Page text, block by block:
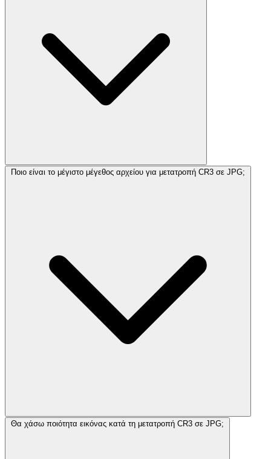
Ποιο είναι το μέγιστο μέγεθος αρχείου για μετατροπή CR3 σε JPG;
Θα χάσω ποιότητα εικόνας κατά τη μετατροπή CR3 σε JPG;